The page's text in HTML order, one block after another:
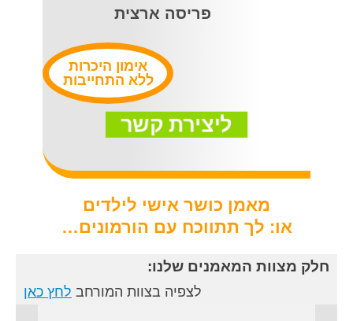
פריסה ארצית
אימון היכרות
ללא התחייבות
ליצירת קשר
מאמן כושר אישי לילדים
או: לך תתווכח עם הורמונים…
חלק מצוות המאמנים שלנו:
לצפיה בצוות המורחב לחץ כאן